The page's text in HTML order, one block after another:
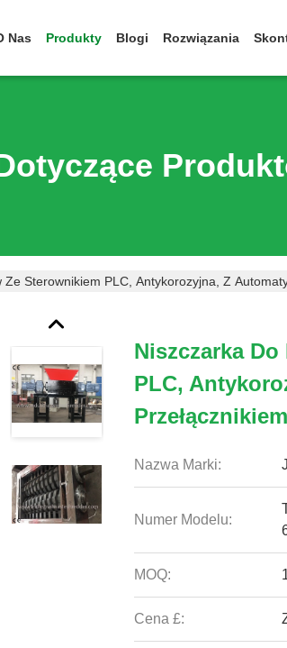
Nas Produkty Blogi Rozwiązania
Sterownikiem PLC, Antykorozyjna, Z
Niszczarka
PLC,
Nazwa Marki:
Numer Modelu:
MOQ:
Cena £: